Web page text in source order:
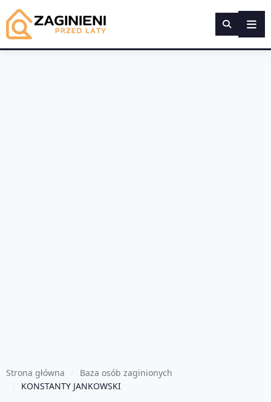
Strona główna
Baza osób zaginionych
KONSTANTY JANKOWSKI